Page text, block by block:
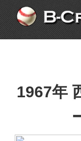
1967年